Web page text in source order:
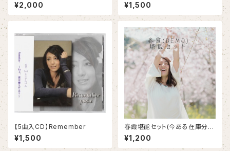
¥2,000 ¥1,500
【5曲入CD】Remember
¥1,500
春霞堪能セット(今ある在庫分ま
で)
¥1,200